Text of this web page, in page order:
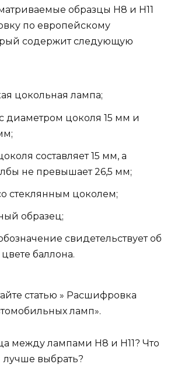
образцы Н8 и Н11
по европейскому
содержит следующую
цокольная лампа;
диаметром цоколя 15 мм и
составляет 15 мм, а
не превышает 26,5 мм;
стеклянным цоколем;
образец;
свидетельствует об
баллона.
статью » Расшифровка
ламп».